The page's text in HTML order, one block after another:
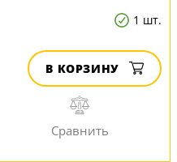
1 шт.
В КОРЗИНУ